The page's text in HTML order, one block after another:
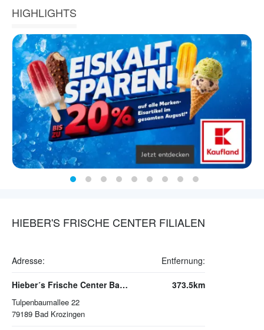
HIGHLIGHTS
HIEBER'S FRISCHE CENTER FILIALEN
Adresse: Entfernung:
Hieber´s Frische Center Bad Krozingen
Tulpenbaumallee 22
79189 Bad Krozingen
373.5km